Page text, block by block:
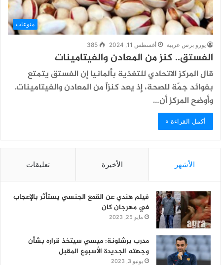
منوعات
يورو برس عربية أغسطس 11, 2024 385
الفستق.. كنز من المعادن والفيتامينات
قال المركز الاتحادي للتغذية بألمانيا إن الفستق يتمتع
بفوائد جمّة للصحة، إذ يعد كنزاً من المعادن والفيتامينات.
وأوضح المركز أن…
أكمل القراءة »
الأشهر الأخيرة تعليقات
فيلم هندي عن القمع الجنسي يستأثر بالإعجاب
في مهرجان كان
مايو 25, 2023
مدرب برشلونة: ميسي سيتخذ قراره بشأن
وجهته الجديدة الأسبوع المقبل
يونيو 3, 2023